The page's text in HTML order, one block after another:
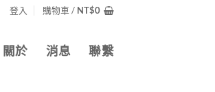
登入 購物車 / NT$0
關於 消息 聯繫